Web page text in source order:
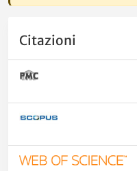
Citazioni